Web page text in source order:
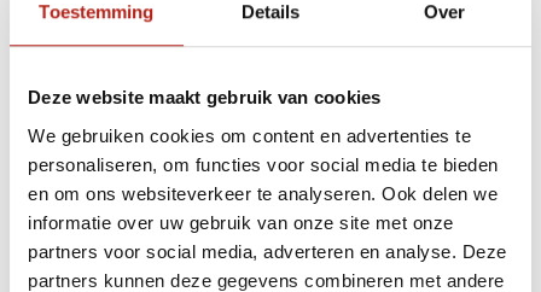
Toestemming Details Over
Deze website maakt gebruik van cookies
We gebruiken cookies om content en advertenties te
personaliseren, om functies voor social media te bieden
en om ons websiteverkeer te analyseren. Ook delen we
informatie over uw gebruik van onze site met onze
partners voor social media, adverteren en analyse. Deze
partners kunnen deze gegevens combineren met andere
Apply filters
Producten getagd met
baton
Producten